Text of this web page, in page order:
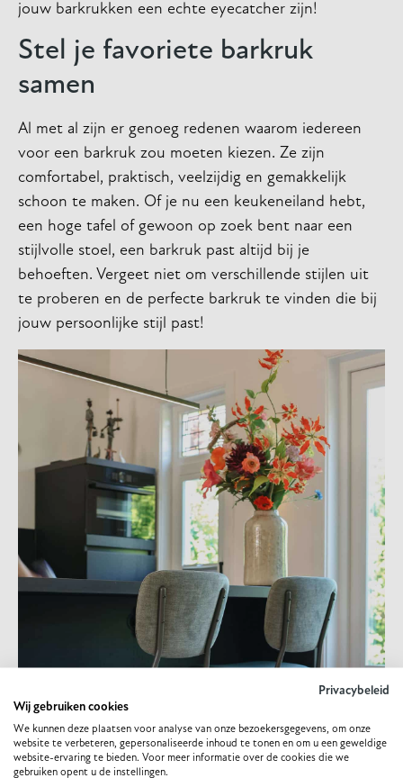
jouw barkrukken een echte eyecatcher zijn!
Stel je favoriete barkruk
samen
Al met al zijn er genoeg redenen waarom iedereen
voor een barkruk zou moeten kiezen. Ze zijn
comfortabel, praktisch, veelzijdig en gemakkelijk
schoon te maken. Of je nu een keukeneiland hebt,
een hoge tafel of gewoon op zoek bent naar een
stijlvolle stoel, een barkruk past altijd bij je
behoeften. Vergeet niet om verschillende stijlen uit
te proberen en de perfecte barkruk te vinden die bij
jouw persoonlijke stijl past!
Privacybeleid
Wij gebruiken cookies
We kunnen deze plaatsen voor analyse van onze bezoekersgegevens, om onze
website te verbeteren, gepersonaliseerde inhoud te tonen en om u een geweldige
website-ervaring te bieden. Voor meer informatie over de cookies die we
gebruiken opent u de instellingen.